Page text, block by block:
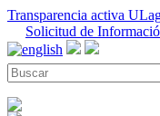
Transparencia activa
Solicitud de